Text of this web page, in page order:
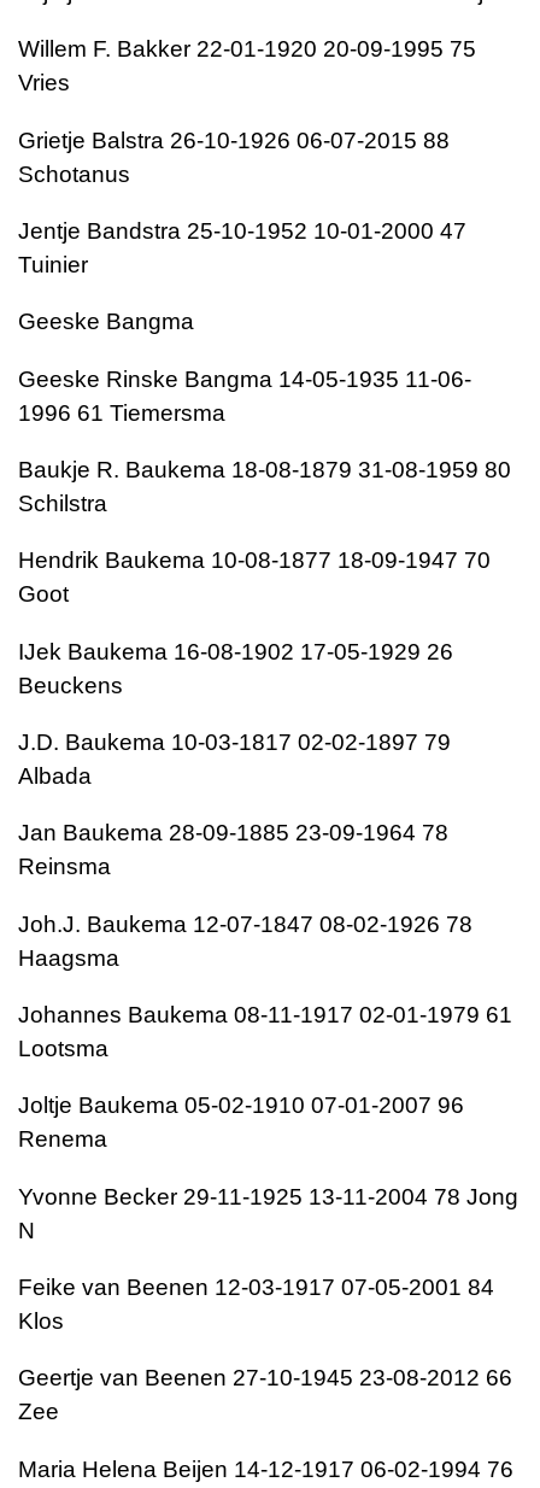
Willem F. Bakker 22-01-1920 20-09-1995 75
Vries
Grietje Balstra 26-10-1926 06-07-2015 88
Schotanus
Jentje Bandstra 25-10-1952 10-01-2000 47
Tuinier
Geeske Bangma
Geeske Rinske Bangma 14-05-1935 11-06-
1996 61 Tiemersma
Baukje R. Baukema 18-08-1879 31-08-1959 80
Schilstra
Hendrik Baukema 10-08-1877 18-09-1947 70
Goot
IJek Baukema 16-08-1902 17-05-1929 26
Beuckens
J.D. Baukema 10-03-1817 02-02-1897 79
Albada
Jan Baukema 28-09-1885 23-09-1964 78
Reinsma
Joh.J. Baukema 12-07-1847 08-02-1926 78
Haagsma
Johannes Baukema 08-11-1917 02-01-1979 61
Lootsma
Joltje Baukema 05-02-1910 07-01-2007 96
Renema
Yvonne Becker 29-11-1925 13-11-2004 78 Jong
N
Feike van Beenen 12-03-1917 07-05-2001 84
Klos
Geertje van Beenen 27-10-1945 23-08-2012 66
Zee
Maria Helena Beijen 14-12-1917 06-02-1994 76